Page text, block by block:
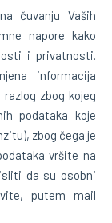
čuvanju Vaših
napore kako
i privatnosti.
informacija
zbog kojeg
podataka koje
zbog čega je
vršite na
da su osobni
putem mail